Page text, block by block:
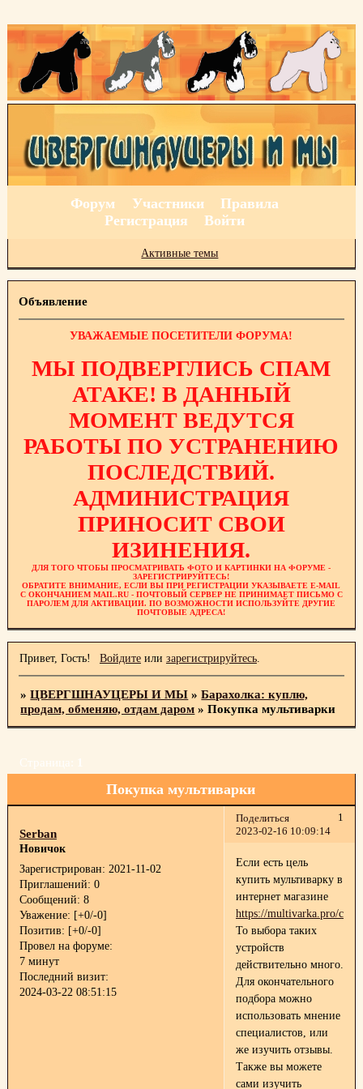
Форум Участники
Правила
Регистрация
Войти
Активные темы
Объявление
УВАЖАЕМЫЕ ПОСЕТИТЕЛИ ФОРУМА!
МЫ ПОДВЕРГЛИСЬ СПАМ
АТАКЕ! В ДАННЫЙ
МОМЕНТ ВЕДУТСЯ
РАБОТЫ ПО УСТРАНЕНИЮ
ПОСЛЕДСТВИЙ.
АДМИНИСТРАЦИЯ
ПРИНОСИТ СВОИ
ИЗИНЕНИЯ.
ДЛЯ ТОГО ЧТОБЫ ПРОСМАТРИВАТЬ ФОТО И КАРТИНКИ НА ФОРУМЕ -
ЗАРЕГИСТРИРУЙТЕСЬ!
ОБРАТИТЕ ВНИМАНИЕ, ЕСЛИ ВЫ ПРИ РЕГИСТРАЦИИ УКАЗЫВАЕТЕ E-MAIL
С ОКОНЧАНИЕМ MAIL.RU - ПОЧТОВЫЙ СЕРВЕР НЕ ПРИНИМАЕТ ПИСЬМО С
ПАРОЛЕМ ДЛЯ АКТИВАЦИИ. ПО ВОЗМОЖНОСТИ ИСПОЛЬЗУЙТЕ ДРУГИЕ
ПОЧТОВЫЕ АДРЕСА!
Привет, Гость! Войдитеили зарегистрируйтесь.
»ЦВЕРГШНАУЦЕРЫ И МЫ »Барахолка: куплю,
продам, обменяю, отдам даром »Покупка мультиварки
Покупка мультиварки
Страница: 1
Поделиться
1
2023-02-16 10:09:14
Serban
Новичок
Зарегистрирован: 2021-11-02
Приглашений: 0
Сообщений: 8
Уважение: [+0/-0]
Позитив: [+0/-0]
Провел на форуме:
7 минут
Последний визит:
2024-03-22 08:51:15
Если есть цель
купить мультиварку в
интернет магазине
https://multivarka.pro/
То выбора таких
устройств
действительно много.
Для окончательного
подбора можно
использовать мнение
специалистов, или
же изучить отзывы.
Также вы можете
сами изучить